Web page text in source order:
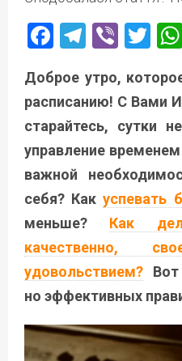
Facebook
Viber
Доброе утро,
расписанию! С Вами
старайтесь, сутки
управление
важной
себя? Какуспевать
меньше? Как
качественно,
удовольствием?
но эффективных